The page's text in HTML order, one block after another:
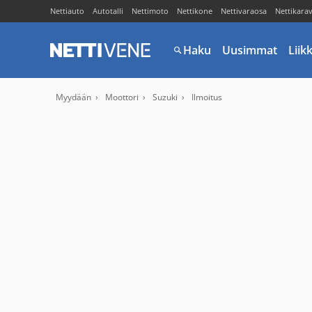
Nettiauto Autotalli Nettimoto Nettikone Nettivaraosa
Haku Uusimmat
Myydään Moottori Suzuki Ilmoitus